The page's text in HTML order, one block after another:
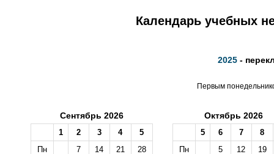
Календарь учебных
2025 -
Первым
Сентябрь 2026
1 2 3 4
5
Пн
7 14 21
28
Октябрь 2026
5 6 7
8
Пн
5 12
19